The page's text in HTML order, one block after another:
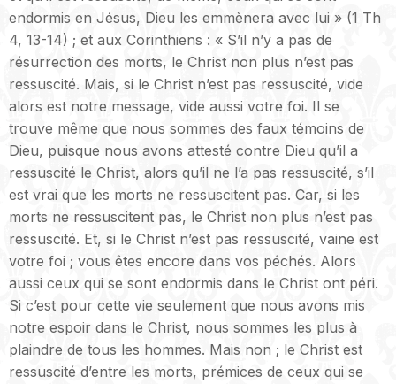
endormis en Jésus, Dieu les emmènera avec lui » (1 Th
4, 13-14) ; et aux Corinthiens : « S’il n’y a pas de
résurrection des morts, le Christ non plus n’est pas
ressuscité. Mais, si le Christ n’est pas ressuscité, vide
alors est notre message, vide aussi votre foi. Il se
trouve même que nous sommes des faux témoins de
Dieu, puisque nous avons attesté contre Dieu qu’il a
ressuscité le Christ, alors qu’il ne l’a pas ressuscité, s’il
est vrai que les morts ne ressuscitent pas. Car, si les
morts ne ressuscitent pas, le Christ non plus n’est pas
ressuscité. Et, si le Christ n’est pas ressuscité, vaine est
votre foi ; vous êtes encore dans vos péchés. Alors
aussi ceux qui se sont endormis dans le Christ ont péri.
Si c’est pour cette vie seulement que nous avons mis
notre espoir dans le Christ, nous sommes les plus à
plaindre de tous les hommes. Mais non ; le Christ est
ressuscité d’entre les morts, prémices de ceux qui se